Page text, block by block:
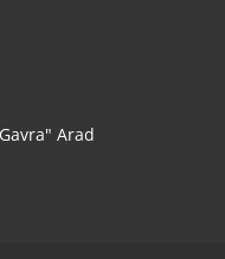
Arad